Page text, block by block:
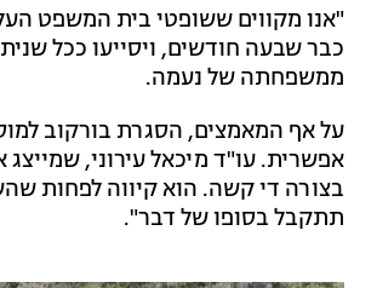
"אנו מקווים ששופטי בית המשפט
כבר שבעה חודשים, ויסייעו ככל
ממשפחתה של נעמה.
על אף המאמצים, הסגרת בורקוב
אפשרית. עו"ד מיכאל עירוני,
בצורה די קשה. הוא קיווה לפחות
תתקבל בסופו של דבר".